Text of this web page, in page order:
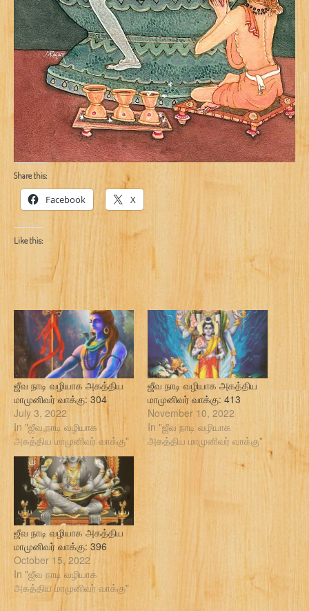
Share this:
Facebook X
Like this:
ஜீவ நாடி வழியாக அகத்திய
மாமுனிவர் வாக்கு: 304
July 3, 2022
In "ஜீவ நாடி வழியாக
அகத்திய மாமுனிவர் வாக்கு"
ஜீவ நாடி வழியாக அகத்திய
மாமுனிவர் வாக்கு: 413
November 10, 2022
In "ஜீவ நாடி வழியாக
அகத்திய மாமுனிவர் வாக்கு"
ஜீவ நாடி வழியாக அகத்திய
மாமுனிவர் வாக்கு: 396
October 15, 2022
In "ஜீவ நாடி வழியாக
அகத்திய மாமுனிவர் வாக்கு"